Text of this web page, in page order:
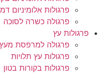
פרגולות אלומיניום
פרגולה כשרה לסוכה
פרגולות עץ
פרגולה למרפסת מעץ
פרגולות עץ תלויות
פרגולות בקורות בטון